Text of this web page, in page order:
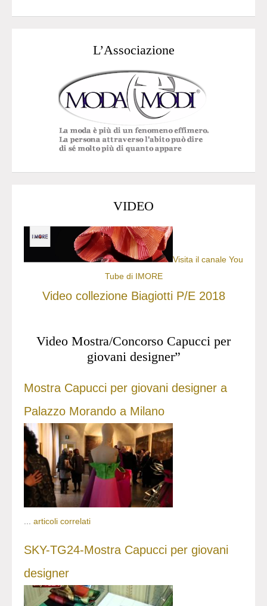
L’Associazione
VIDEO
Visita il canale You
Tube di IMORE
Video collezione Biagiotti P/E 2018
Video Mostra/Concorso Capucci per
giovani designer”
Mostra Capucci per giovani designer a
Palazzo Morando a Milano
articoli correlati
SKY-TG24-Mostra Capucci per giovani
designer